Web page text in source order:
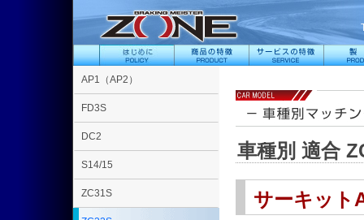
AP1（AP2）
FD3S
DC2
S14/15
ZC31S
車種別 適合
サーキット